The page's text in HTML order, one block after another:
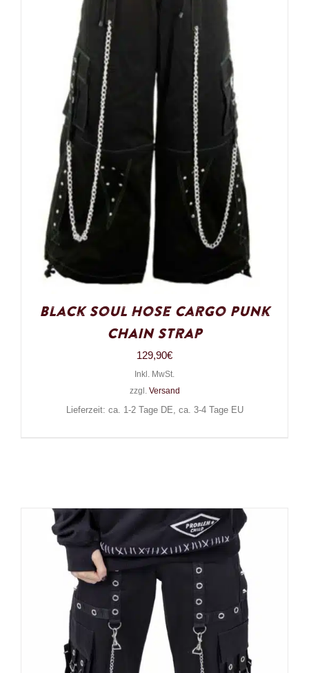
Black Soul Hose Cargo Punk
Chain Strap
129,90€
Inkl. MwSt.
zzgl. Versand
Lieferzeit: ca. 1-2 Tage DE, ca. 3-4 Tage EU